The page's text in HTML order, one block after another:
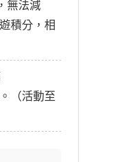
無法減
積分，相
。（活動至